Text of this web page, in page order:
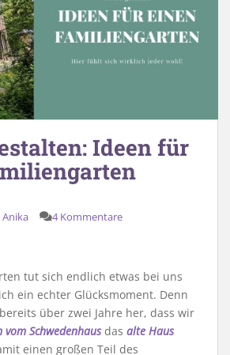
Ideen für
Anika 4 Kommentare
tut sich endlich etwas bei uns
ein echter Glücksmoment. Denn
über zwei Jahre her, dass wir
Schwedenhausdas alte Haus
einen großen Teil des